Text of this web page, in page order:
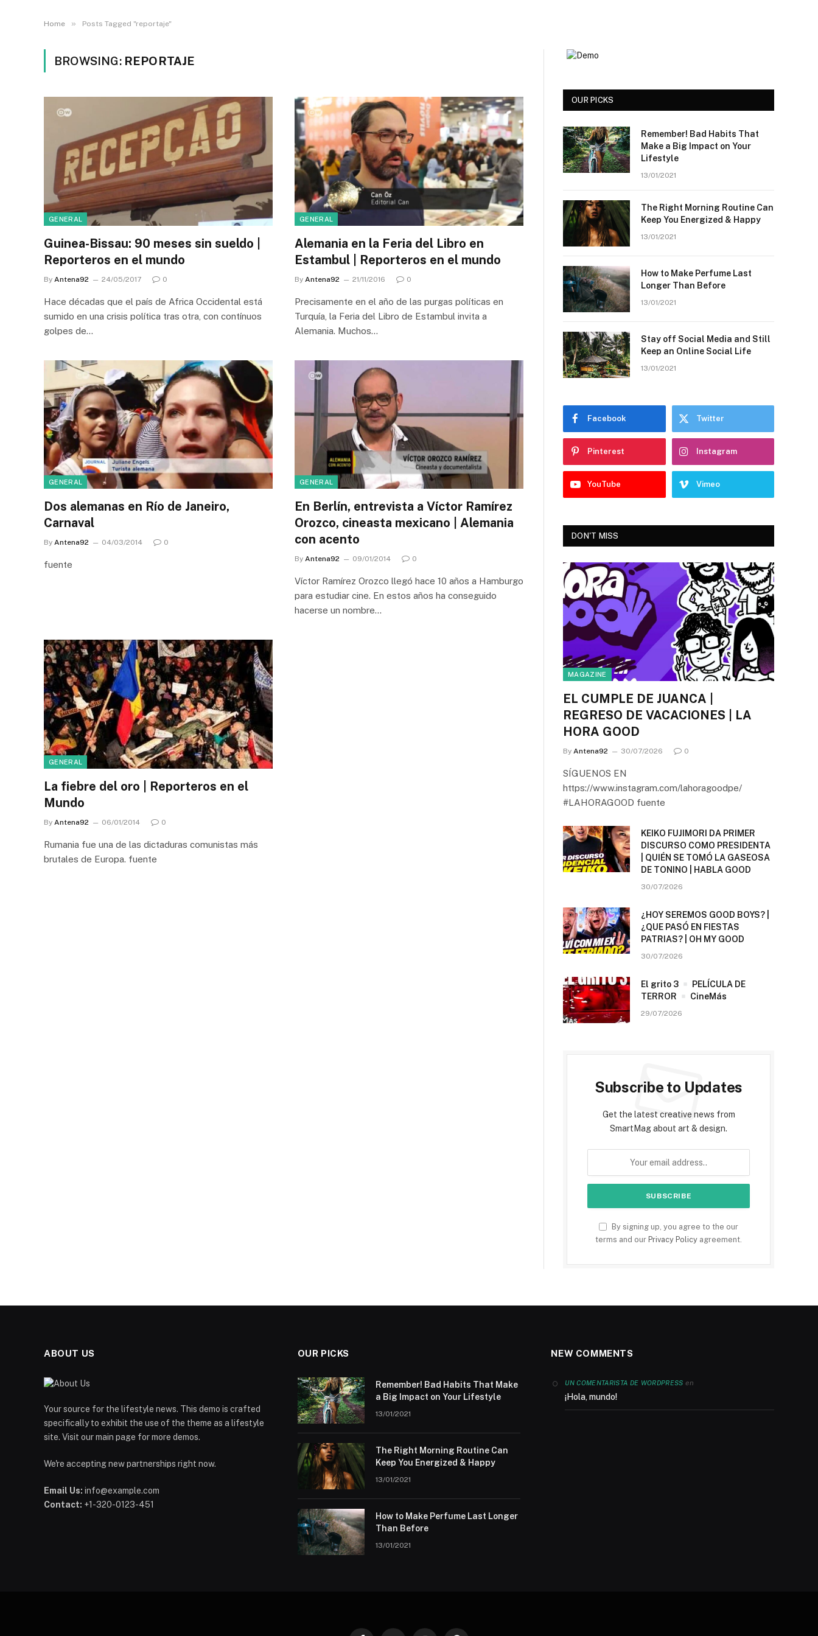
Home » Posts Tagged "reportaje"
BROWSING: REPORTAJE
GENERAL
Guinea-Bissau: 90 meses sin sueldo |
Reporteros en el mundo
By Antena92 24/05/2017 0
Hace décadas que el país de Africa Occidental está
sumido en una crisis política tras otra, con contínuos
golpes de…
GENERAL
Alemania en la Feria del Libro en
Estambul | Reporteros en el mundo
By Antena92 21/11/2016 0
Precisamente en el año de las purgas políticas en
Turquía, la Feria del Libro de Estambul invita a
Alemania. Muchos…
GENERAL
Dos alemanas en Río de Janeiro,
Carnaval
By Antena92 04/03/2014 0
fuente
GENERAL
En Berlín, entrevista a Víctor Ramírez
Orozco, cineasta mexicano | Alemania
con acento
By Antena92 09/01/2014 0
Víctor Ramírez Orozco llegó hace 10 años a Hamburgo
para estudiar cine. En estos años ha conseguido
hacerse un nombre…
GENERAL
La fiebre del oro | Reporteros en el
Mundo
By Antena92 06/01/2014 0
Rumania fue una de las dictaduras comunistas más
brutales de Europa. fuente
OUR PICKS
Remember! Bad Habits That
Make a Big Impact on Your
Lifestyle
13/01/2021
The Right Morning Routine Can
Keep You Energized & Happy
13/01/2021
How to Make Perfume Last
Longer Than Before
13/01/2021
Stay off Social Media and Still
Keep an Online Social Life
13/01/2021
Facebook Twitter
Pinterest Instagram
YouTube Vimeo
DON'T MISS
MAGAZINE
EL CUMPLE DE JUANCA |
REGRESO DE VACACIONES | LA
HORA GOOD
By Antena92 30/07/2026 0
SÍGUENOS EN
https://www.instagram.com/lahoragoodpe/
#LAHORAGOOD fuente
KEIKO FUJIMORI DA PRIMER
DISCURSO COMO PRESIDENTA
| QUIÉN SE TOMÓ LA GASEOSA
DE TONINO | HABLA GOOD
30/07/2026
¿HOY SEREMOS GOOD BOYS? |
¿QUE PASÓ EN FIESTAS
PATRIAS? | OH MY GOOD
30/07/2026
El grito 3
PELÍCULA DE
TERROR
CineMás
29/07/2026
Subscribe to Updates
Get the latest creative news from
SmartMag about art & design.
By signing up, you agree to the our
terms and our Privacy Policy agreement.
ABOUT US
Your source for the lifestyle news. This demo is crafted
specifically to exhibit the use of the theme as a lifestyle
site. Visit our main page for more demos.
We're accepting new partnerships right now.
Email Us: info@example.com
Contact: +1-320-0123-451
OUR PICKS
Remember! Bad Habits That Make
a Big Impact on Your Lifestyle
13/01/2021
The Right Morning Routine Can
Keep You Energized & Happy
13/01/2021
How to Make Perfume Last Longer
Than Before
13/01/2021
NEW COMMENTS
UN COMENTARISTA DE WORDPRESS en
¡Hola, mundo!